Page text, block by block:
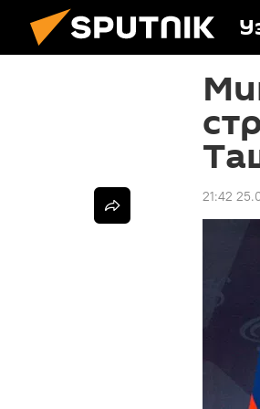
21:42